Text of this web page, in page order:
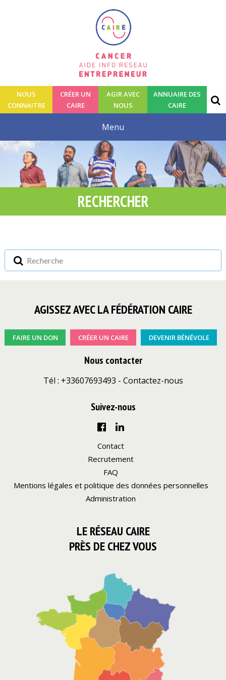
NOUS
CONNAITRE
CRÉER UN
CAIRE
AGIR AVEC
NOUS
ANNUAIRE DES
CAIRE
RECHERCHER
AGISSEZ AVEC LA FÉDÉRATION CAIRE
FAIRE UN DON CRÉER UN CAIRE DEVENIR BÉNÉVOLE
Nous contacter
Tél : +33607693493 - Contactez-nous
Suivez-nous
Contact
Recrutement
FAQ
Mentions légales et politique des données personnelles
Administration
LE RÉSEAU CAIRE
PRÈS DE CHEZ VOUS